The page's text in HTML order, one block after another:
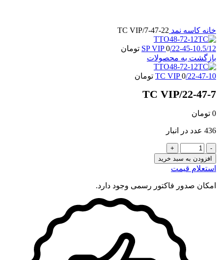
خانه کاسه نمد 22-47-7/TC VIP
22-45-10.5/12/SP VIP
0
تومان
بازگشت به محصولات
22-47-10/TC VIP
0 تومان
22-47-7/TC VIP
0 تومان
436 عدد در انبار
22-
47-
7/TC
VIP
عدد
افزودن به سبد خرید
استعلام قیمت
امکان صدور فاکتور رسمی وجود دارد.